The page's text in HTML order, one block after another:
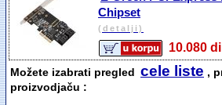
Chipset
(detalji)
Možete izabrati pregled cele liste ,
proizvodjaču :